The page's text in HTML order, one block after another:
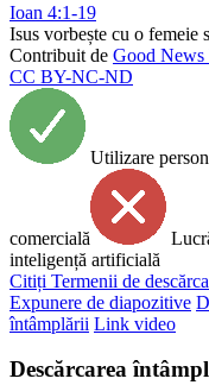
Ioan 4:1-19
Isus vorbește cu o femeie
Contribuit de Good News
CC BY-NC-ND
Utilizare
comercială
inteligență artificială
Citiți Termenii de
Expunere de diapozitive
întâmplării Link video
Descărcarea